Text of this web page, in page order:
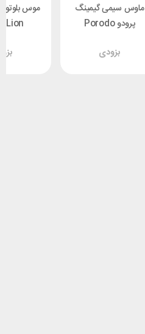
ماوس سیمی گیمینگ
پرودو Porodo
بزودی
موس
Lion
2